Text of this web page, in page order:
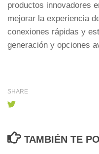
productos innovadores
mejorar la experiencia
conexiones rápidas y
generación y opciones
SHARE
TAMBIÉN TE